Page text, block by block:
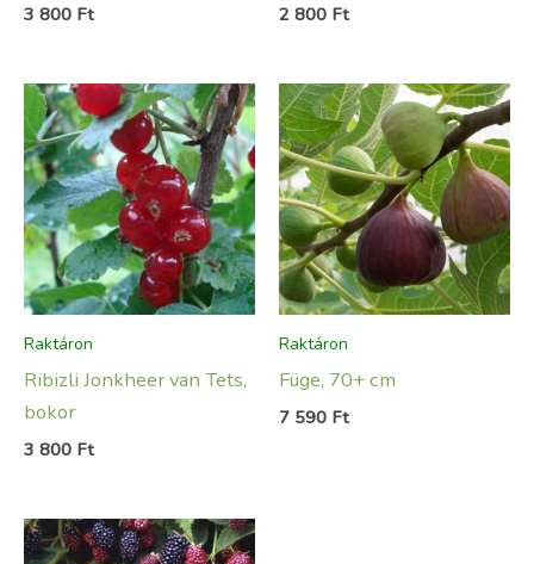
3 800 Ft 2 800 Ft
Raktáron
Ribizli Jonkheer van Tets,
bokor
3 800 Ft
Raktáron
Füge, 70+ cm
7 590 Ft